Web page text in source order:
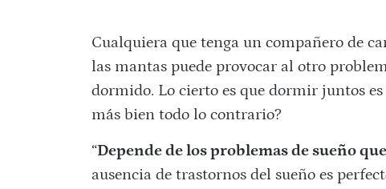
Cualquiera que tenga un compañero de
las mantas puede provocar al otro
dormido. Lo cierto es que dormir juntos
más bien todo lo contrario?
“Depende de los problemas de sueño
ausencia de trastornos del sueño es